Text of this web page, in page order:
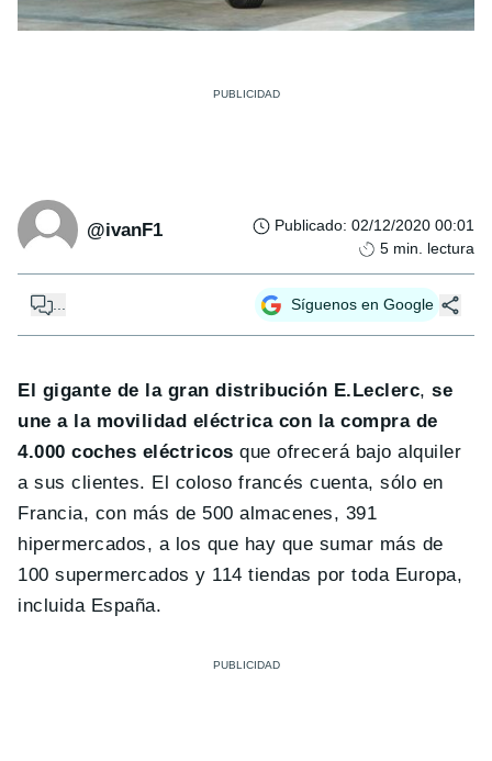
@ivanF1 Publicado: 02/12/2020 00:01
5 min. lectura
... Síguenos en Google
El gigante de la gran distribución E.Leclerc,se
une a la movilidad eléctrica con la compra de
4.000 coches eléctricos que ofrecerá bajo alquiler
a sus clientes. El coloso francés cuenta, sólo en
Francia, con más de 500 almacenes, 391
hipermercados, a los que hay que sumar más de
100 supermercados y 114 tiendas por toda Europa,
incluida España.